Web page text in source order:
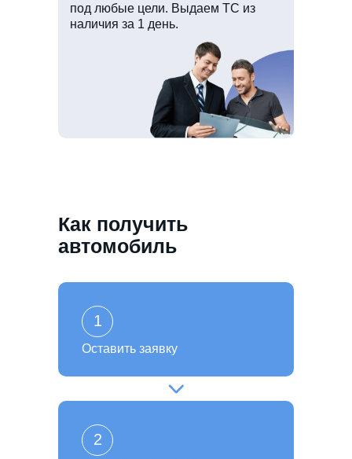
под любые цели. Выдаем ТС из
наличия за 1 день.
Как получить
автомобиль
2
Оставить заявку
1